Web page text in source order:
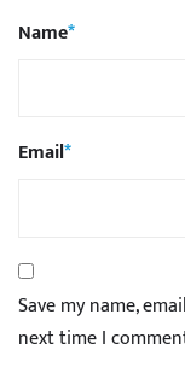
Name*
Email*
Save my name,
next time I